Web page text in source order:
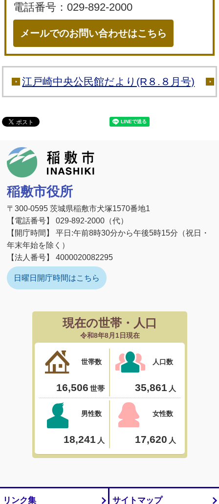
電話番号：029-892-2000
メールでのお問い合わせはこちら
江戸崎中央公民館だより(R８.８月号)
稲敷市役所
〒300-0595 茨城県稲敷市犬塚1570番地1
【電話番号】 029-892-2000（代）
【開庁時間】 平日:午前8時30分から午後5時15分（祝日・
年末年始を除く）
【法人番号】 4000020082295
日曜日開庁時間はこちら
リンク集 サイトマップ